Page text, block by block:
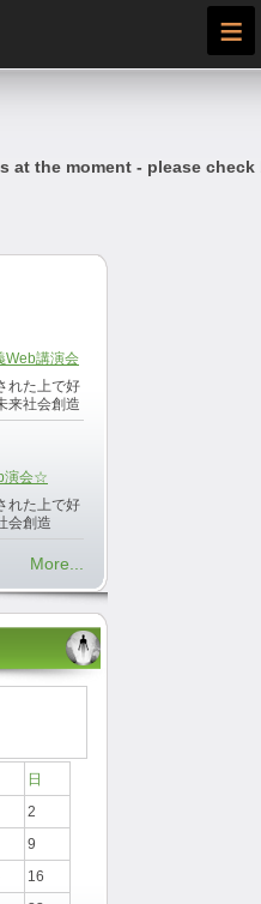
≡
at the moment - please
講演会
れた上で好
来社会創造
演会☆
れた上で好
会創造
More...
日
2
9
16